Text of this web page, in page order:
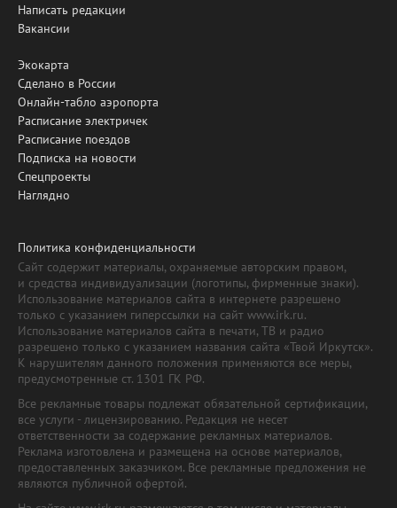
Написать редакции
Вакансии
Экокарта
Сделано в России
Онлайн-табло аэропорта
Расписание электричек
Расписание поездов
Подписка на новости
Спецпроекты
Наглядно
Политика конфиденциальности
Сайт содержит материалы, охраняемые авторским правом,
и средства индивидуализации (логотипы, фирменные знаки).
Использование материалов сайта в интернете разрешено
только с указанием гиперссылки на сайт www.irk.ru.
Использование материалов сайта в печати, ТВ и радио
разрешено только с указанием названия сайта «Твой Иркутск».
К нарушителям данного положения применяются все меры,
предусмотренные ст. 1301 ГК РФ.
Все рекламные товары подлежат обязательной сертификации,
все услуги - лицензированию. Редакция не несет
ответственности за содержание рекламных материалов.
Реклама изготовлена и размещена на основе материалов,
предоставленных заказчиком. Все рекламные предложения не
являются публичной офертой.